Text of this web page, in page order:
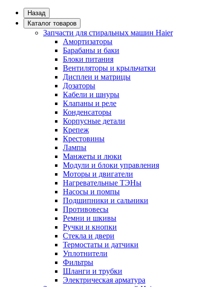
Назад
Каталог товаров
Запчасти для стиральных машин Haier
Амортизаторы
Барабаны и баки
Блоки питания
Вентиляторы и крыльчатки
Дисплеи и матрицы
Дозаторы
Кабели и шнуры
Клапаны и реле
Конденсаторы
Корпусные детали
Крепеж
Крестовины
Лампы
Манжеты и люки
Модули и блоки управления
Моторы и двигатели
Нагревательные ТЭНы
Насосы и помпы
Подшипники и сальники
Противовесы
Ремни и шкивы
Ручки и кнопки
Стекла и двери
Термостаты и датчики
Уплотнители
Фильтры
Шланги и трубки
Электрическая арматура